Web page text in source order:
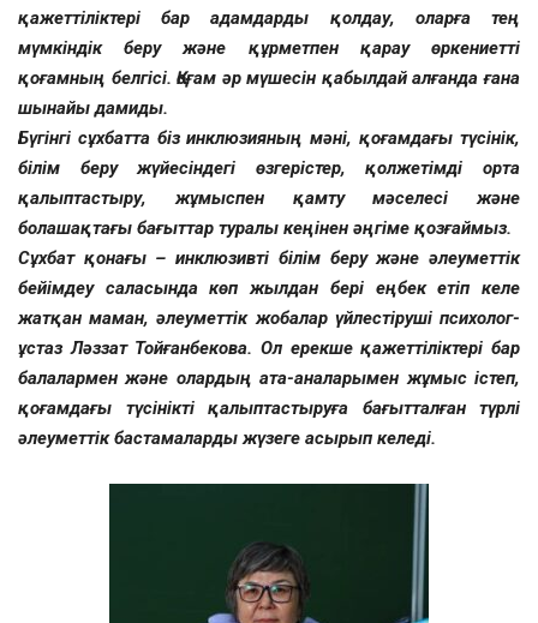
қажеттіліктері бар адамдарды қолдау, оларға тең
мүмкіндік беру және құрметпен қарау өркениетті
қоғамның белгісі. Қоғам әр мүшесін қабылдай алғанда ғана
шынайы дамиды.
Бүгінгі сұхбатта біз инклюзияның мәні, қоғамдағы түсінік,
білім беру жүйесіндегі өзгерістер, қолжетімді орта
қалыптастыру, жұмыспен қамту мәселесі және
болашақтағы бағыттар туралы кеңінен әңгіме қозғаймыз.
Сұхбат қонағы – инклюзивті білім беру және әлеуметтік
бейімдеу саласында көп жылдан бері еңбек етіп келе
жатқан маман, әлеуметтік жобалар үйлестіруші психолог-
ұстаз Ләззат Тойғанбекова. Ол ерекше қажеттіліктері бар
балалармен және олардың ата-аналарымен жұмыс істеп,
қоғамдағы түсінікті қалыптастыруға бағытталған түрлі
әлеуметтік бастамаларды жүзеге асырып келеді.